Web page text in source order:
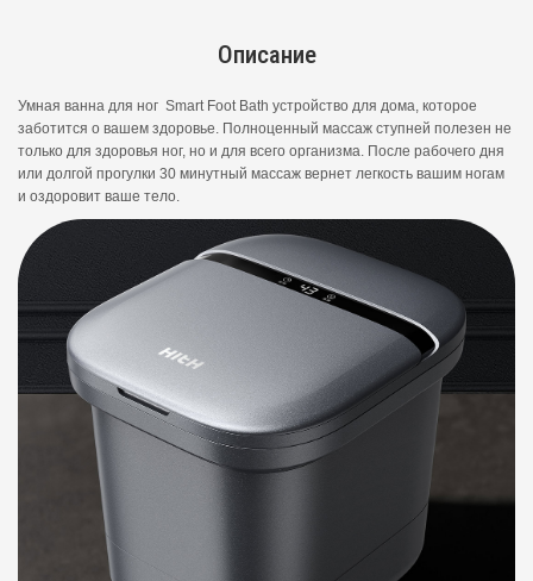
Описание
Умная ванна для ног Smart Foot Bath устройство для дома, которое
заботится о вашем здоровье. Полноценный массаж ступней полезен не
только для здоровья ног, но и для всего организма. После рабочего дня
или долгой прогулки 30 минутный массаж вернет легкость вашим ногам
и оздоровит ваше тело.